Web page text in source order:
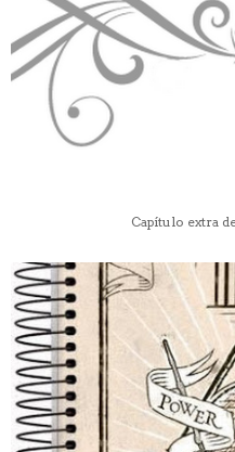
Capítulo extra